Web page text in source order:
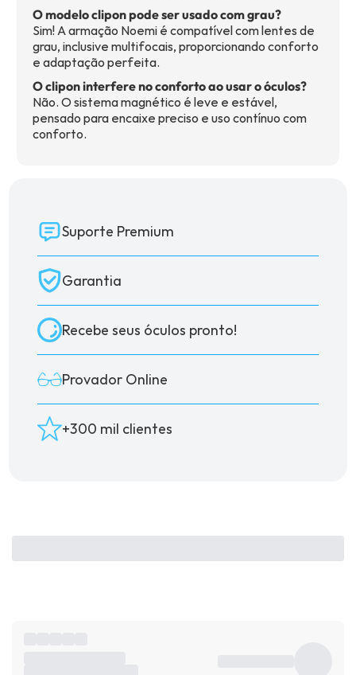
O modelo clipon pode ser usado com grau?
Sim! A armação Noemi é compatível com lentes de
grau, inclusive multifocais, proporcionando conforto
e adaptação perfeita.
O clipon interfere no conforto ao usar o óculos?
Não. O sistema magnético é leve e estável,
pensado para encaixe preciso e uso contínuo com
conforto.
Suporte Premium
Garantia
Recebe seus óculos pronto!
Provador Online
+300 mil clientes